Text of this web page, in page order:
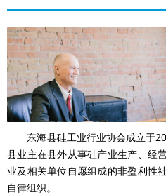
东海县硅工业行业协会成立于
县业主在县外从事硅产业生产、经
业及相关单位自愿组成的非盈利性
自律组织。